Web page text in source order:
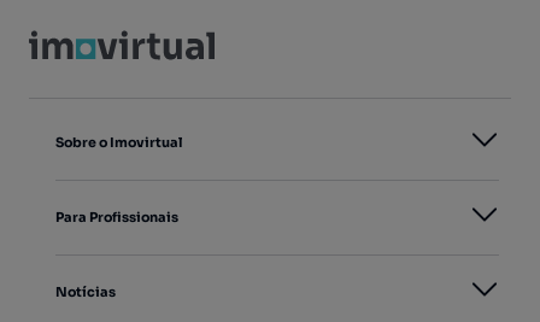
Sobre o Imovirtual
Para Profissionais
Notícias